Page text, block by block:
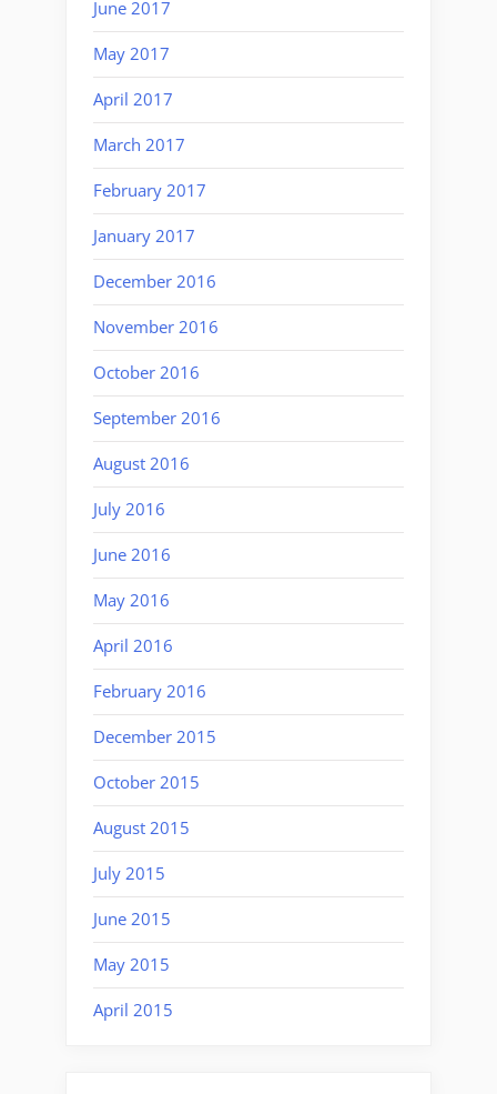
June 2017
May 2017
April 2017
March 2017
February 2017
January 2017
December 2016
November 2016
October 2016
September 2016
August 2016
July 2016
June 2016
May 2016
April 2016
February 2016
December 2015
October 2015
August 2015
July 2015
June 2015
May 2015
April 2015